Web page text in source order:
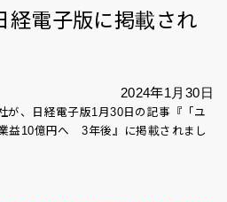
経電子版に掲載され
2024年1月30日
が、日経電子版1月30日の記事『「ユ
益10億円へ 3年後』に掲載されまし